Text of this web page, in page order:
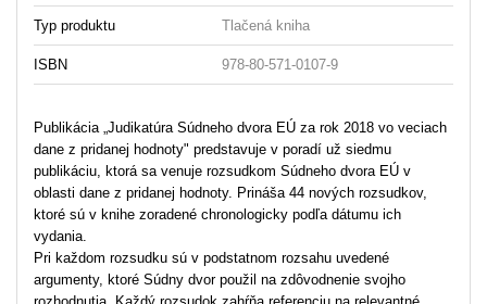
Typ produktu Tlačená kniha
ISBN 978-80-571-0107-9
Publikácia „Judikatúra Súdneho dvora EÚ za rok 2018 vo veciach
dane z pridanej hodnoty" predstavuje v poradí už siedmu
publikáciu, ktorá sa venuje rozsudkom Súdneho dvora EÚ v
oblasti dane z pridanej hodnoty. Prináša 44 nových rozsudkov,
ktoré sú v knihe zoradené chronologicky podľa dátumu ich
vydania.
Pri každom rozsudku sú v podstatnom rozsahu uvedené
argumenty, ktoré Súdny dvor použil na zdôvodnenie svojho